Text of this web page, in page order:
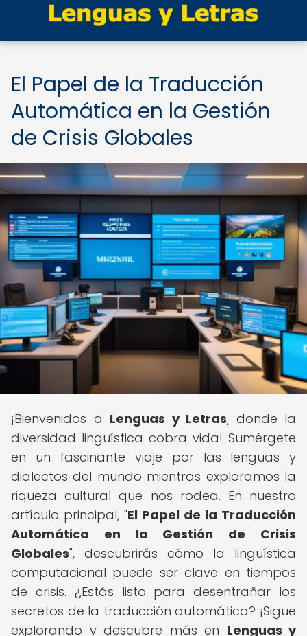
El Papel de la Traducción
Automática en la Gestión
de Crisis Globales
¡Bienvenidos a Lenguas y Letras, donde la
diversidad lingüística cobra vida! Sumérgete
en un fascinante viaje por las lenguas y
dialectos del mundo mientras exploramos la
riqueza cultural que nos rodea. En nuestro
artículo principal, "El Papel de la Traducción
Automática en la Gestión de Crisis
Globales", descubrirás cómo la lingüística
computacional puede ser clave en tiempos
de crisis. ¿Estás listo para desentrañar los
secretos de la traducción automática? ¡Sigue
explorando y descubre más en Lenguas y